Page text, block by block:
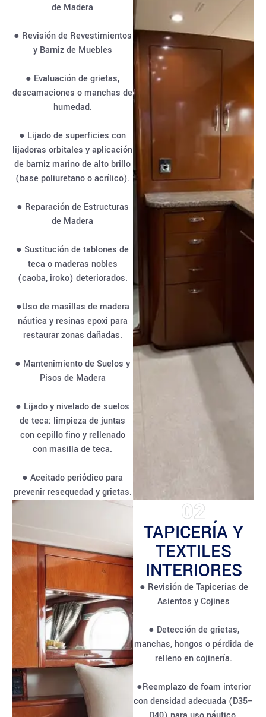
de Madera
● Revisión de Revestimientos
y Barniz de Muebles
● Evaluación de grietas,
descamaciones o manchas de
humedad.
● Lijado de superficies con
lijadoras orbitales y aplicación
de barniz marino de alto brillo
(base poliuretano o acrílico).
● Reparación de Estructuras
de Madera
● Sustitución de tablones de
teca o maderas nobles
(caoba, iroko) deteriorados.
●Uso de masillas de madera
náutica y resinas epoxi para
restaurar zonas dañadas.
● Mantenimiento de Suelos y
Pisos de Madera
● Lijado y nivelado de suelos
de teca: limpieza de juntas
con cepillo fino y rellenado
con masilla de teca.
● Aceitado periódico para
prevenir resequedad y grietas.
02
TAPICERÍA Y
TEXTILES
INTERIORES
● Revisión de Tapicerías de
Asientos y Cojines
● Detección de grietas,
manchas, hongos o pérdida de
relleno en cojinería.
●Reemplazo de foam interior
con densidad adecuada (D35–